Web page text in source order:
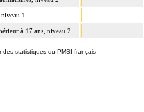
1
à 17 ans, niveau 2
des statistiques du PMSI français